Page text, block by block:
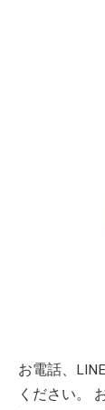
お電話、LINE
ください。